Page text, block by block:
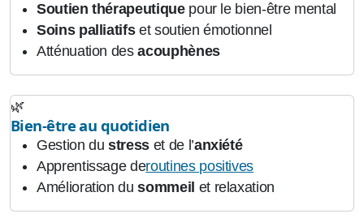
Soutien thérapeutiquepour le bien‑être mental
Soins palliatifset soutien émotionnel
Atténuation desacouphènes
🌿
Bien‑être au quotidien
Gestion dustress et de l’anxiété
Apprentissage deroutines positives
Amélioration dusommeil et relaxation